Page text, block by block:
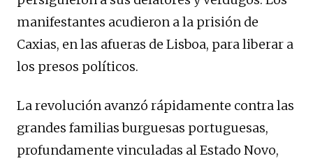
manifestantes acudieron a la prisión de
Caxias, en las afueras de Lisboa, para liberar a
los presos políticos.
La revolución avanzó rápidamente contra las
grandes familias burguesas portuguesas,
profundamente vinculadas al Estado Novo,